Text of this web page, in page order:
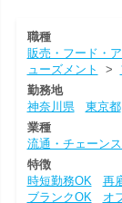
職種
販売・フード・
ューズメント
>
勤務地
神奈川県
東京都
業種
流通・チェーン
特徴
時短勤務OK
再
ブランクOK
オ